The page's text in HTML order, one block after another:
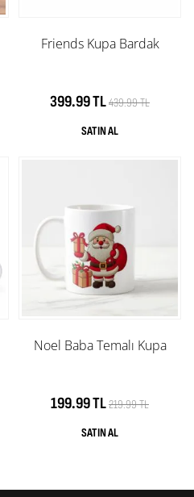
Friends Kupa Bardak
399.99 TL439.99 TL
Noel Baba Temalı Kupa
199.99 TL219.99 TL